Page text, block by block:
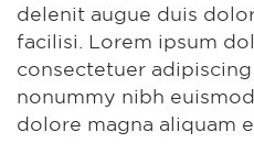
delenit augue duis
facilisi. Lorem ipsum
consectetuer
nonummy nibh
dolore magna aliquam